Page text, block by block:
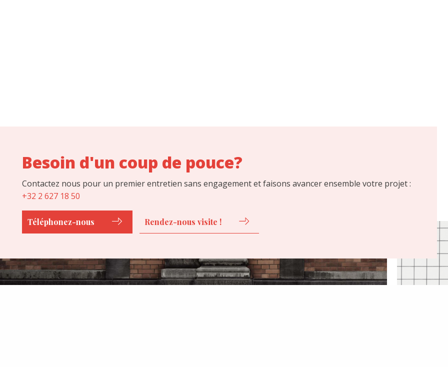
Besoin d'un coup de pouce?
Contactez nous pour un premier entretien sans engagement et faisons avancer ensemble votre projet :
+32 2 627 18 50
Téléphonez-nous Rendez-nous visite !